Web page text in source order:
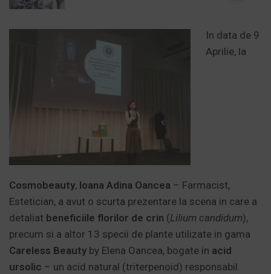
In data de 9
Aprilie, la
Cosmobeauty, Ioana Adina Oancea – Farmacist,
Estetician, a avut o scurta prezentare la scena in care a
detaliat beneficiile florilor de crin (Lilium candidum),
precum si a altor 13 specii de plante utilizate in gama
Careless Beauty by Elena Oancea, bogate in acid
ursolic – un acid natural (triterpenoid) responsabil